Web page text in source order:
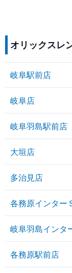
オリックスレ
岐阜駅前店
岐阜店
岐阜羽島駅前店
大垣店
多治見店
各務原インター
岐阜羽島インタ
各務原駅前店